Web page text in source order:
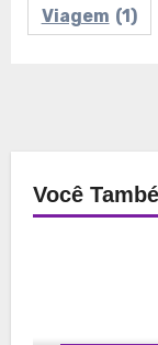
Viagem (1)
Você